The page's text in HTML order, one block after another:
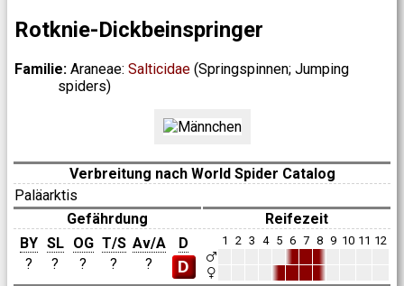
Rotknie-Dickbeinspringer
Familie: Araneae: Salticidae (Springspinnen; Jumping
spiders)
Verbreitung nach World Spider Catalog
Paläarktis
Gefährdung
Reifezeit
BY SL OG T/S Av/A
D
?
? ? ? ? D
1 2 3 4 5 6 7 8 9 10 11 12